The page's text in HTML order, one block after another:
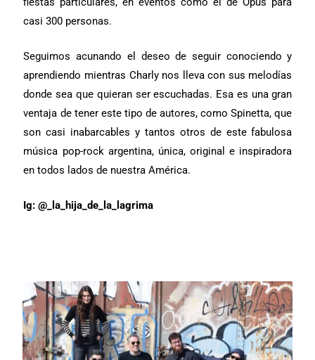
casi 300 personas.
Seguimos acunando el deseo de seguir conociendo y
aprendiendo mientras Charly nos lleva con sus melodías
donde sea que quieran ser escuchadas. Esa es una gran
ventaja de tener este tipo de autores, como Spinetta, que
son casi inabarcables y tantos otros de este fabulosa
música pop-rock argentina, única, original e inspiradora
en todos lados de nuestra América.
Ig: @_la_hija_de_la_lagrima